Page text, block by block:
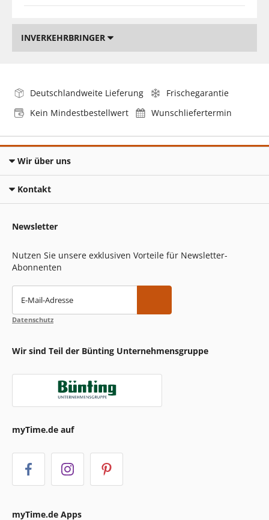
INVERKEHRBRINGER
Deutschlandweite Lieferung
Frischegarantie
Kein Mindestbestellwert
Wunschliefertermin
Wir über uns
Kontakt
Newsletter
Nutzen Sie unsere exklusiven Vorteile für Newsletter-
Abonnenten
E-Mail-Adresse
Datenschutz
Wir sind Teil der Bünting Unternehmensgruppe
myTime.de auf
myTime.de Apps